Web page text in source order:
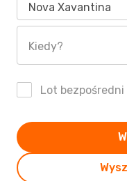
Nova Xavantina
Kiedy?
Lot bezpośredni